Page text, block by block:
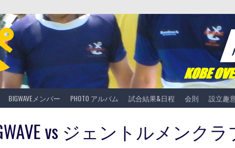
BIGWAVEメンバー PHOTO アルバム 試合結果&日程 会則 設立趣
vs ジェントルメンク